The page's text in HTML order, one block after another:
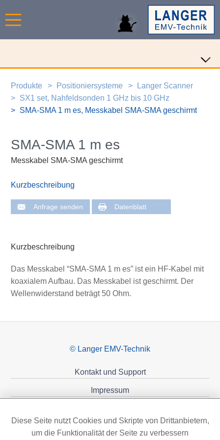
Produkte Positioniersysteme
Langer Scanner
SX1 set, Nahfeldsonden 1 GHz bis 10 GHz
SMA-SMA 1 m es, Messkabel SMA-SMA geschirmt
SMA-SMA 1 m es
Messkabel SMA-SMA geschirmt
Kurzbeschreibung
Anfrage senden Datenblatt
Kurzbeschreibung
Das Messkabel “SMA-SMA 1 m es” ist ein HF-Kabel mit
koaxialem Aufbau. Das Messkabel ist geschirmt. Der
Wellenwiderstand beträgt 50 Ohm.
© Langer EMV-Technik
Kontakt und Support
Impressum
Diese Seite nutzt Cookies und Skripte von Drittanbietern,
um die Funktionalität der Seite zu verbessern